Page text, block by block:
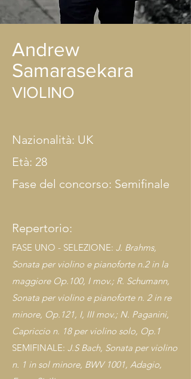
Andrew
Samarasekara
VIOLINO
Nazionalità: UK
Età: 28
Fase del concorso: Semifinale
Repertorio:
FASE UNO - SELEZIONE: J. Brahms,
Sonata per violino e pianoforte n.2 in la
maggiore Op.100, I mov.; R. Schumann,
Sonata per violino e pianoforte n. 2 in re
minore, Op.121, I, III mov.; N. Paganini,
Capriccio n. 18 per violino solo, Op. 1
SEMIFINALE: J.S Bach, Sonata per violino
n. 1 in sol minore, BWV 1001, Adagio,